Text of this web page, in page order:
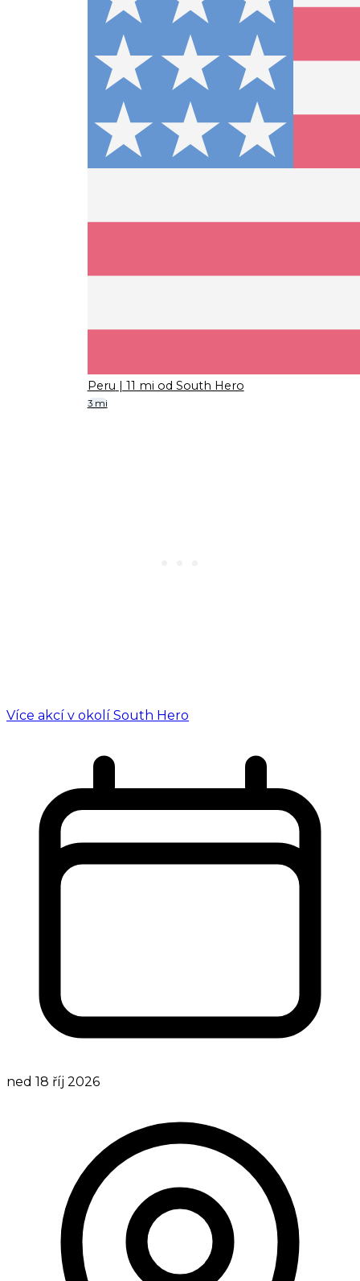
Peru | 11 mi od South Hero
3 mi
Více akcí v okolí South Hero
ned 18 říj 2026